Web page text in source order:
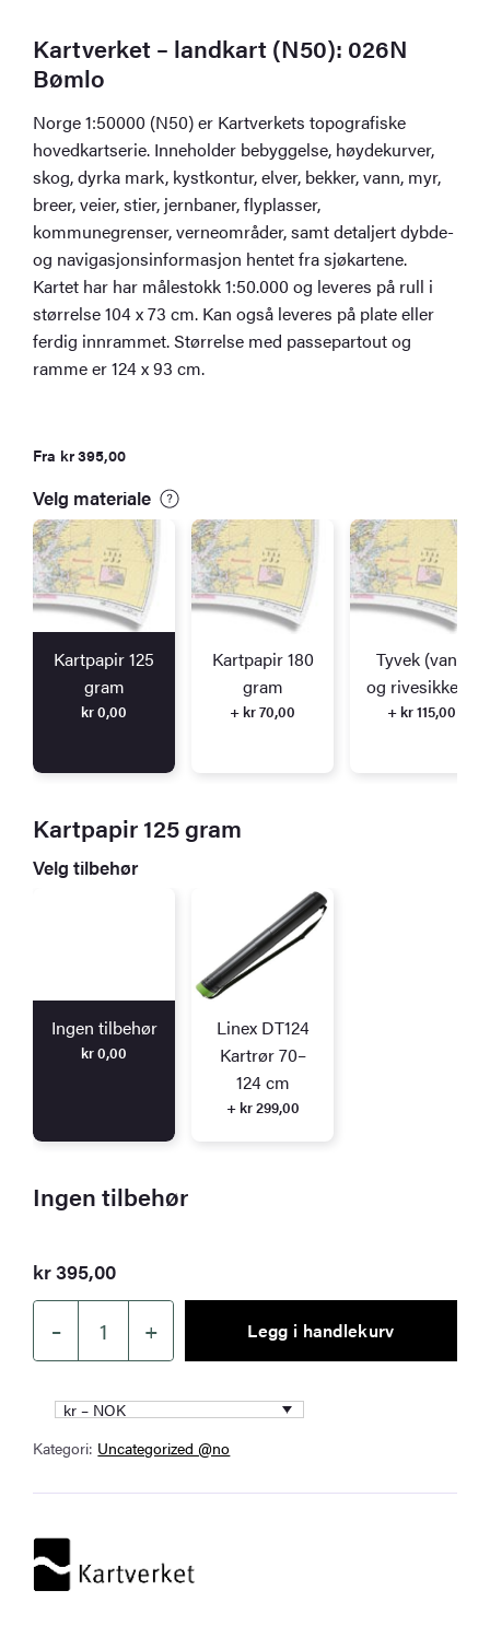
Kartverket – landkart (N50): 026N
Bømlo
Norge 1:50000 (N50) er Kartverkets topografiske
hovedkartserie. Inneholder bebyggelse, høydekurver,
skog, dyrka mark, kystkontur, elver, bekker, vann, myr,
breer, veier, stier, jernbaner, flyplasser,
kommunegrenser, verneområder, samt detaljert dybde-
og navigasjonsinformasjon hentet fra sjøkartene.
Kartet har har målestokk 1:50.000 og leveres på rull i
størrelse 104 x 73 cm. Kan også leveres på plate eller
ferdig innrammet. Størrelse med passepartout og
ramme er 124 x 93 cm.
Fra kr395,00
Velg materiale
Kartpapir 125
gram
kr0,00
Kartpapir 180
gram
+ kr 70,00
Tyvek (vann
og rivesikkert)
+ kr 115,00
Kartpapir 125 gram
Velg tilbehør
Ingen tilbehør
kr0,00
Linex DT124
Kartrør 70–
124 cm
+ kr 299,00
Ingen tilbehør
kr395,00
–
Kartverket
–
landkart
(N50):
026N
+ Legg i handlekurv
kr – NOK
Kategori: Uncategorized @no